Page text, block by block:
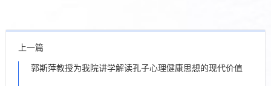
上一篇
郭斯萍教授为我院讲学解读孔子心理健康思想的现代价值